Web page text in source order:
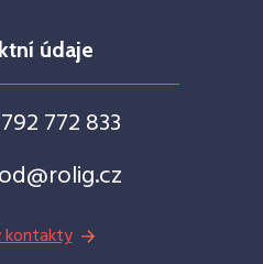
údaje
772 833
kontakty